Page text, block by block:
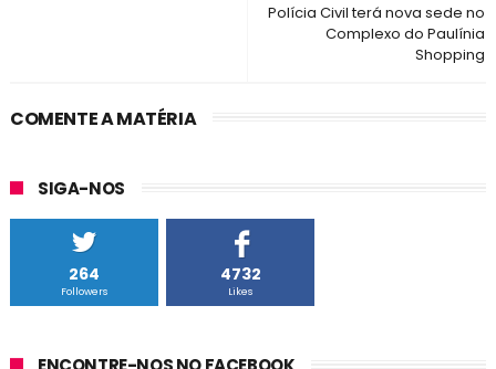
Polícia Civil terá nova sede no
Complexo do Paulínia
Shopping
COMENTE A MATÉRIA
SIGA-NOS
264
Followers
4732
Likes